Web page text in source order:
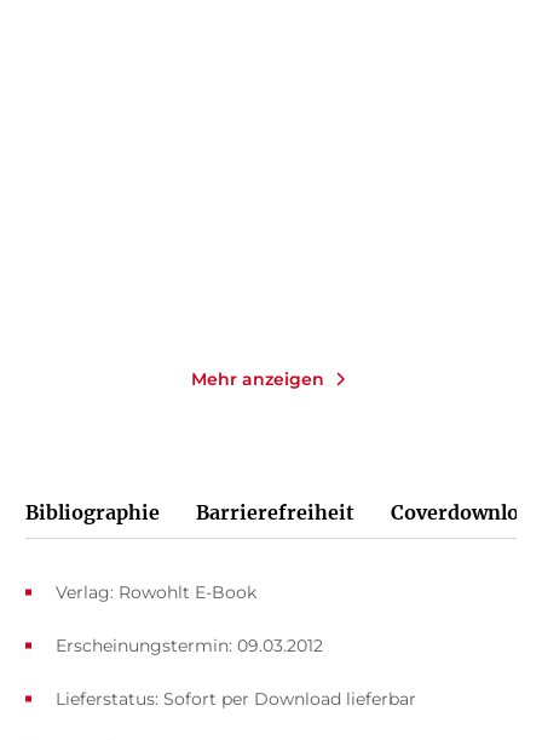
Mehr anzeigen
Bibliographie Barrierefreiheit Coverdownload
Verlag: Rowohlt E-Book
Erscheinungstermin: 09.03.2012
Lieferstatus: Sofort per Download lieferbar